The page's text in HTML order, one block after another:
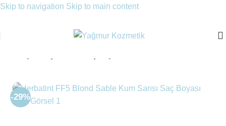
Skip to navigation Skip to main content
-29%